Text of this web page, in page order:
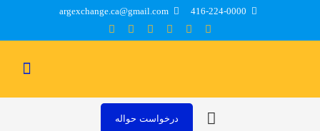
416-224-0000
argexchange.ca@gmail.com
درخواست حواله